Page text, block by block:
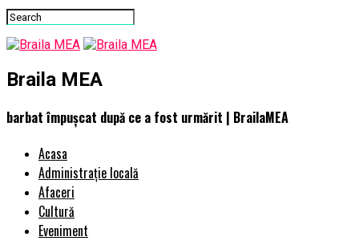
Braila MEA
barbat împușcat după ce a fost urmărit | BrailaMEA
Acasa
Administrație locală
Afaceri
Cultură
Eveniment